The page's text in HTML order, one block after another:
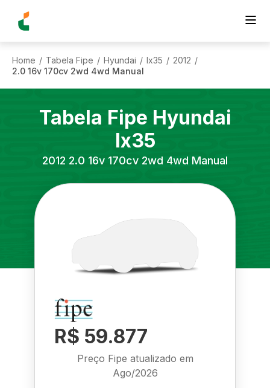
Home / Tabela Fipe / Hyundai / Ix35 / 2012 /
2.0 16v 170cv 2wd 4wd Manual
Tabela Fipe Hyundai
Ix35
2012 2.0 16v 170cv 2wd 4wd Manual
R$ 59.877
Preço Fipe atualizado em
Ago/2026